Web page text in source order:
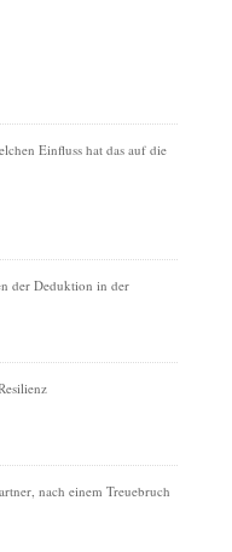
Einfluss hat das auf die
der Deduktion in der
nach einem Treuebruch